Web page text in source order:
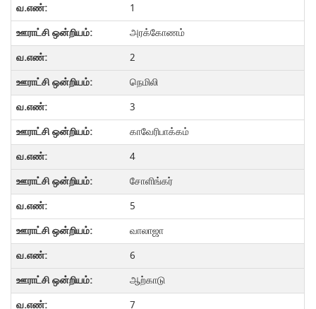
1
அரக்கோணம்
2
நெமிலி
3
காவேரிபாக்கம்
4
சோளிங்கர்
5
வாலாஜா
6
ஆற்காடு
7